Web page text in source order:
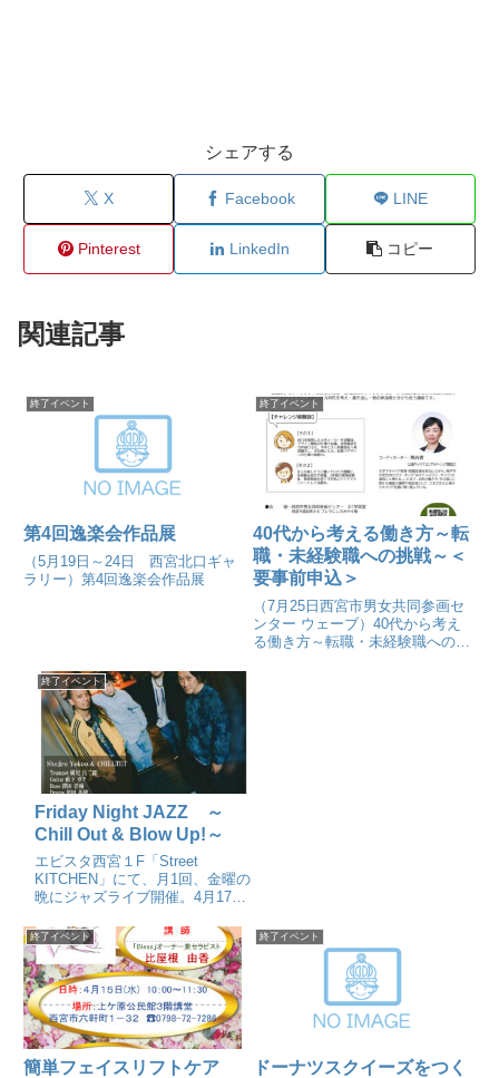
シェアする
X Facebook LINE
Pinterest LinkedIn コピー
関連記事
終了イベント
第4回逸楽会作品展
（5月19日～24日 西宮北口ギャ
ラリー）第4回逸楽会作品展
終了イベント
40代から考える働き方～転
職・未経験職への挑戦～＜
要事前申込＞
（7月25日西宮市男女共同参画セ
ンター ウェーブ）40代から考え
る働き方～転職・未経験職への挑
終了イベント
Friday Night JAZZ ～
Chill Out & Blow Up!～
エビスタ西宮１F「Street
KITCHEN」にて、月1回、金曜の
晩にジャズライブ開催。4月17日
Up!～”。
終了イベント
簡単フェイスリフトケア
終了イベント
ドーナツスクイーズをつく